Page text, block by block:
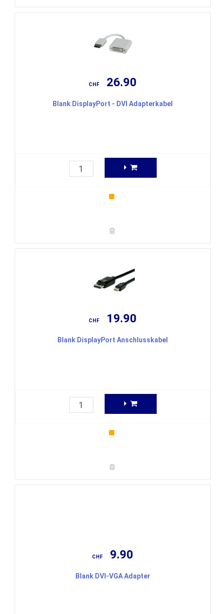
CHF 26.90
Blank DisplayPort - DVI Adapterkabel
CHF 19.90
Blank DisplayPort Anschlusskabel
CHF 9.90
Blank DVI-VGA Adapter